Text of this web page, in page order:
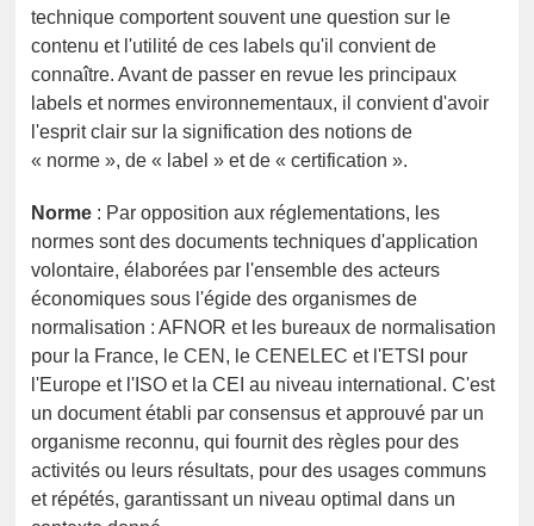
technique comportent souvent une question sur le
contenu et l'utilité de ces labels qu'il convient de
connaître. Avant de passer en revue les principaux
labels et normes environnementaux, il convient d'avoir
l'esprit clair sur la signification des notions de
« norme », de « label » et de « certification ».
Norme : Par opposition aux réglementations, les
normes sont des documents techniques d'application
volontaire, élaborées par l'ensemble des acteurs
économiques sous l'égide des organismes de
normalisation : AFNOR et les bureaux de normalisation
pour la France, le CEN, le CENELEC et l'ETSI pour
l'Europe et l'ISO et la CEI au niveau international. C'est
un document établi par consensus et approuvé par un
organisme reconnu, qui fournit des règles pour des
activités ou leurs résultats, pour des usages communs
et répétés, garantissant un niveau optimal dans un